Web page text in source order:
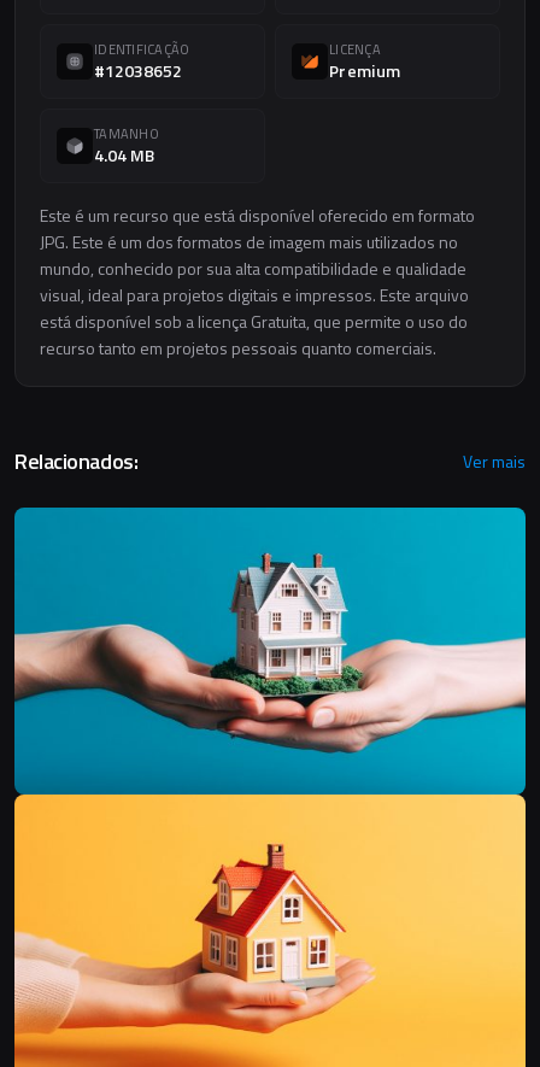
IDENTIFICAÇÃO
#12038652
LICENÇA
Premium
TAMANHO
4.04 MB
Este é um recurso que está disponível oferecido em formato
JPG. Este é um dos formatos de imagem mais utilizados no
mundo, conhecido por sua alta compatibilidade e qualidade
visual, ideal para projetos digitais e impressos. Este arquivo
está disponível sob a licença Gratuita, que permite o uso do
recurso tanto em projetos pessoais quanto comerciais.
Relacionados: Ver mais